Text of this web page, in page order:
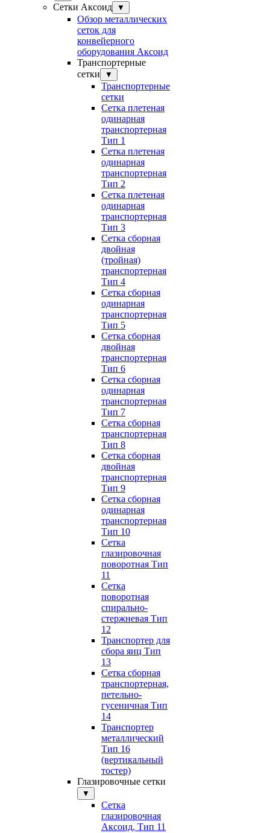
Сетки Аксоид ▼
Обзор металлических
сеток для
конвейерного
оборудования Аксоид
Транспортерные
сетки
▼
Транспортерные
сетки
Сетка плетеная
одинарная
транспортерная
Тип 1
Сетка плетеная
одинарная
транспортерная
Тип 2
Сетка плетеная
одинарная
транспортерная
Тип 3
Сетка сборная
двойная
(тройная)
транспортерная
Тип 4
Сетка сборная
одинарная
транспортерная
Тип 5
Сетка сборная
двойная
транспортерная
Тип 6
Сетка сборная
одинарная
транспортерная
Тип 7
Сетка сборная
транспортерная
Тип 8
Сетка сборная
двойная
транспортерная
Тип 9
Сетка сборная
одинарная
транспортерная
Тип 10
Сетка
глазировочная
поворотная Тип
11
Сетка
поворотная
спирально-
стержневая Тип
12
Транспортер для
сбора яиц Тип
13
Сетка сборная
транспортерная,
петельно-
гусеничная Тип
14
Транспортер
металлический
Тип 16
(вертикальный
тостер)
Глазировочные сетки
▼
Сетка
глазировочная
Аксоид, Тип 11